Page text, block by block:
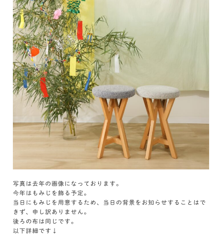
写真は去年の画像になっております。
今年はもみじを飾る予定。
当日にもみじを用意するため、当日の背景をお知らせすることはで
きず、申し訳ありません。
後ろの布は同じです。
以下詳細です↓